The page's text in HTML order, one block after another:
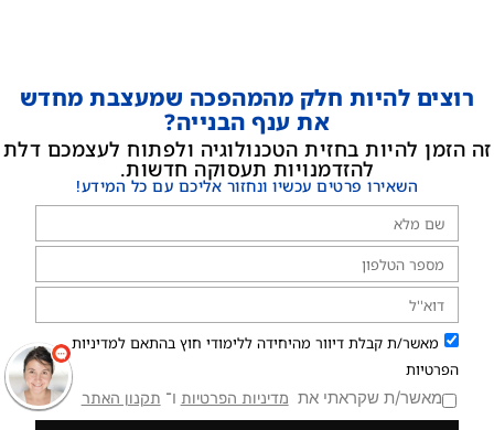
רוצים להיות חלק מהמהפכה שמעצבת מחדש
את ענף הבנייה?
זה הזמן להיות בחזית הטכנולוגיה ולפתוח לעצמכם דלת
להזדמנויות תעסוקה חדשות.
השאירו פרטים עכשיו ונחזור אליכם עם כל המידע!
מאשר/ת קבלת דיוור מהיחידה ללימודי חוץ בהתאם למדיניות
הפרטיות
מאשר/ת שקראתי את מדיניות הפרטיות ו־ תקנון האתר